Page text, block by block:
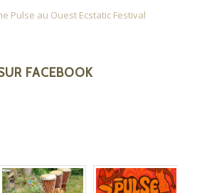
Pulse au Ouest Ecstatic Festival
FACEBOOK